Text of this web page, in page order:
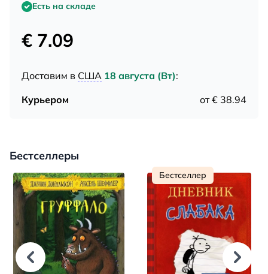
Есть на складе
€ 7.09
Доставим в США 18 августа (Вт):
Курьером
от € 38.94
Бестселлеры
Бестселлер